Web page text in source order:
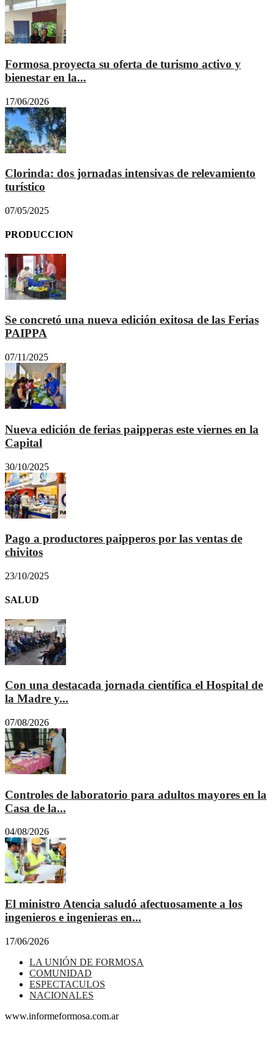
Formosa proyecta su oferta de turismo activo y
bienestar en la...
17/06/2026
Clorinda: dos jornadas intensivas de relevamiento
turístico
07/05/2025
PRODUCCION
Se concretó una nueva edición exitosa de las Ferias
PAIPPA
07/11/2025
Nueva edición de ferias paipperas este viernes en la
Capital
30/10/2025
Pago a productores paipperos por las ventas de
chivitos
23/10/2025
SALUD
Con una destacada jornada científica el Hospital de
la Madre y...
07/08/2026
Controles de laboratorio para adultos mayores en la
Casa de la...
04/08/2026
El ministro Atencia saludó afectuosamente a los
ingenieros e ingenieras en...
17/06/2026
LA UNIÓN DE FORMOSA
COMUNIDAD
ESPECTACULOS
NACIONALES
www.informeformosa.com.ar